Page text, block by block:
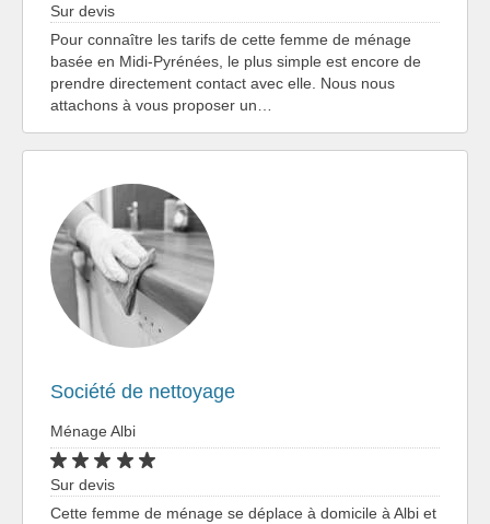
Sur devis
Pour connaître les tarifs de cette femme de ménage
basée en Midi-Pyrénées, le plus simple est encore de
prendre directement contact avec elle. Nous nous
attachons à vous proposer un…
Société de nettoyage
Ménage Albi
Sur devis
Cette femme de ménage se déplace à domicile à Albi et